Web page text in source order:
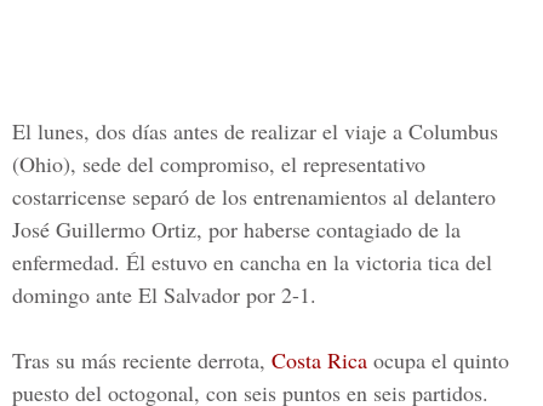
El lunes, dos días antes de realizar el viaje a Columbus
(Ohio), sede del compromiso, el representativo
costarricense separó de los entrenamientos al delantero
José Guillermo Ortiz, por haberse contagiado de la
enfermedad. Él estuvo en cancha en la victoria tica del
domingo ante El Salvador por 2-1.
Tras su más reciente derrota, Costa Rica ocupa el quinto
puesto del octogonal, con seis puntos en seis partidos.